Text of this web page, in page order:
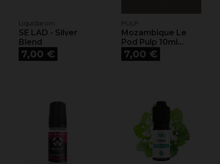
Liquidarom
SE LAD - Silver
Blend
Prix
7,00 €
PULP
Mozambique Le
Pod Pulp 10ml...
Prix
7,00 €